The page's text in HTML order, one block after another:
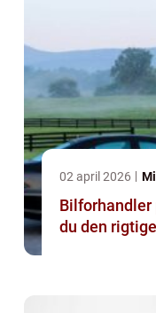
02 april 2026
Bilforhandler
du den